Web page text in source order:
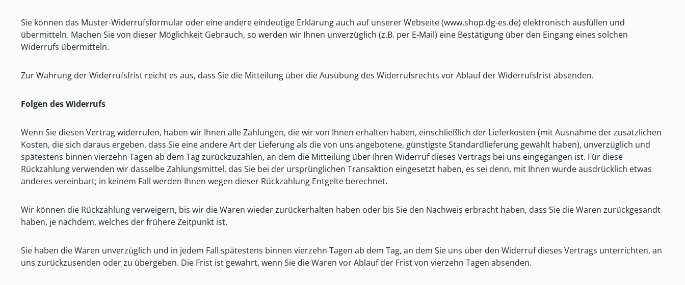
Sie können das Muster-Widerrufsformular oder eine andere eindeutige Erklärung auch auf unserer Webseite (www.shop.dg-es.de) elektronisch ausfüllen und
übermitteln. Machen Sie von dieser Möglichkeit Gebrauch, so werden wir Ihnen unverzüglich (z.B. per E-Mail) eine Bestätigung über den Eingang eines solchen
Widerrufs übermitteln.
Zur Wahrung der Widerrufsfrist reicht es aus, dass Sie die Mitteilung über die Ausübung des Widerrufsrechts vor Ablauf der Widerrufsfrist absenden.
Folgen des Widerrufs
Wenn Sie diesen Vertrag widerrufen, haben wir Ihnen alle Zahlungen, die wir von Ihnen erhalten haben, einschließlich der Lieferkosten (mit Ausnahme der zusätzlichen
Kosten, die sich daraus ergeben, dass Sie eine andere Art der Lieferung als die von uns angebotene, günstigste Standardlieferung gewählt haben), unverzüglich und
spätestens binnen vierzehn Tagen ab dem Tag zurückzuzahlen, an dem die Mitteilung über Ihren Widerruf dieses Vertrags bei uns eingegangen ist. Für diese
Rückzahlung verwenden wir dasselbe Zahlungsmittel, das Sie bei der ursprünglichen Transaktion eingesetzt haben, es sei denn, mit Ihnen wurde ausdrücklich etwas
anderes vereinbart; in keinem Fall werden Ihnen wegen dieser Rückzahlung Entgelte berechnet.
Wir können die Rückzahlung verweigern, bis wir die Waren wieder zurückerhalten haben oder bis Sie den Nachweis erbracht haben, dass Sie die Waren zurückgesandt
haben, je nachdem, welches der frühere Zeitpunkt ist.
Sie haben die Waren unverzüglich und in jedem Fall spätestens binnen vierzehn Tagen ab dem Tag, an dem Sie uns über den Widerruf dieses Vertrags unterrichten, an
uns zurückzusenden oder zu übergeben. Die Frist ist gewahrt, wenn Sie die Waren vor Ablauf der Frist von vierzehn Tagen absenden.